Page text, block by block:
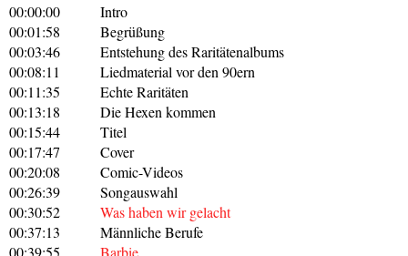
00:00:00
Intro
00:01:58
Begrüßung
00:03:46
Entstehung des Raritätenalbums
00:08:11
Liedmaterial vor den 90ern
00:11:35
Echte Raritäten
00:13:18
Die Hexen kommen
00:15:44
Titel
00:17:47
Cover
00:20:08
Comic-Videos
00:26:39
Songauswahl
00:30:52
Was haben wir gelacht
00:37:13
Männliche Berufe
00:39:55
Barbie